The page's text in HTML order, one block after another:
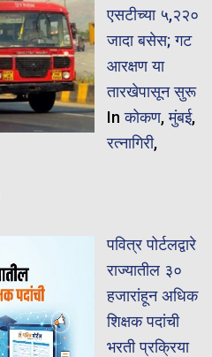
एसटीच्या ५,२२०
जादा बसेस; गट
आरक्षण या
तारखेपासून सुरू
Inकोकण,मुंबई,
रत्नागिरी,
पवित्र पोर्टलद्वारे
राज्यातील ३०
हजारांहून अधिक
शिक्षक पदांची
भरती प्रक्रिया